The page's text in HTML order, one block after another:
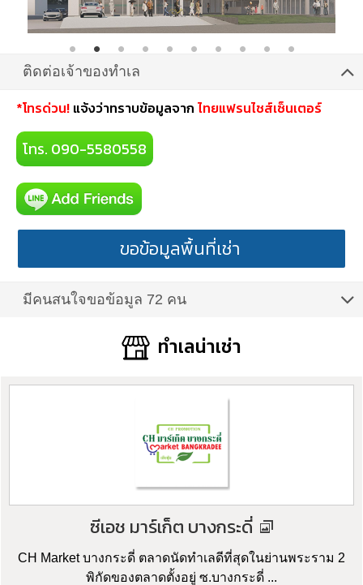
ติดต่อเจ้าของทำเล
*โทรด่วน! แจ้งว่าทราบข้อมูลจาก ไทยแฟรนไชส์เซ็นเตอร์
โทร. 090-5580558
ขอข้อมูลพื้นที่เช่า
มีคนสนใจขอข้อมูล 72 คน
ทำเลน่าเช่า
ซีเอช มาร์เก็ต บางกระดี่
CH Market บางกระดี่ ตลาดนัดทำเลดีที่สุดในย่านพระราม 2
พิกัดของตลาดตั้งอยู่ ซ.บางกระดี่ ...